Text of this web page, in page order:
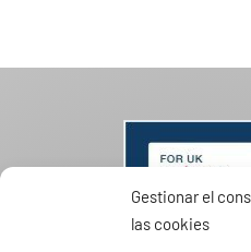
Gestionar el
las cookies